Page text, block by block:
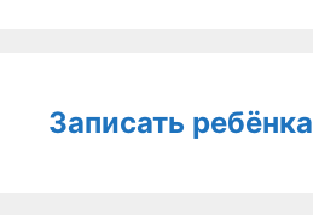
Записать ребёнка